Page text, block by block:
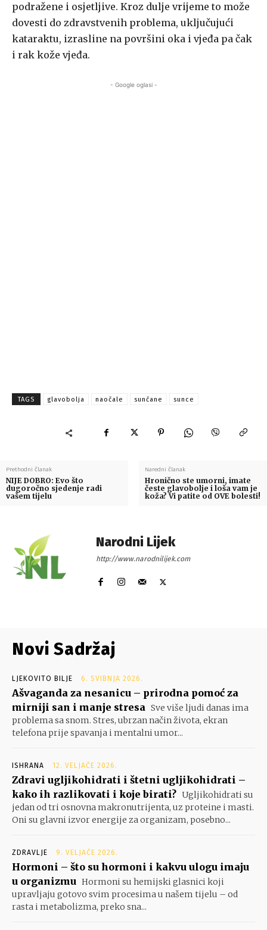
podražene i osjetljive. Kroz dulje vrijeme to može
dovesti do zdravstvenih problema, uključujući
kataraktu, izrasline na površini oka i vjeđa pa čak
i rak kože vjeđa.
- Google oglasi -
TAGS glavobolja naočale sunčane sunce
Prethodni članak
NIJE DOBRO: Evo što
dugoročno sjedenje radi
vašem tijelu
Naredni članak
Hronično ste umorni, imate
česte glavobolje i loša vam je
koža? Vi patite od OVE bolesti!
Narodni Lijek
http://www.narodnilijek.com
Novi Sadržaj
LJEKOVITO BILJE 6. SVIBNJA 2026.
Ašvaganda za nesanicu – prirodna pomoć za
mirniji san i manje stresa Sve više ljudi danas ima
problema sa snom. Stres, ubrzan način života, ekran
telefona prije spavanja i mentalni umor...
ISHRANA 12. VELJAČE 2026.
Zdravi ugljikohidrati i štetni ugljikohidrati –
kako ih razlikovati i koje birati? Ugljikohidrati su
jedan od tri osnovna makronutrijenta, uz proteine i masti.
Oni su glavni izvor energije za organizam, posebno...
ZDRAVLJE 9. VELJAČE 2026.
Hormoni – što su hormoni i kakvu ulogu imaju
u organizmu Hormoni su hemijski glasnici koji
upravljaju gotovo svim procesima u našem tijelu – od
rasta i metabolizma, preko sna...